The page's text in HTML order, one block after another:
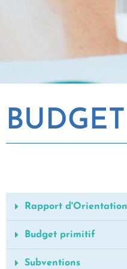
Rapport
Budget primitif
Subventions